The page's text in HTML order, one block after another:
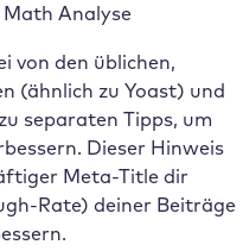
Analyse
von den üblichen,
(ähnlich zu Yoast) und
separaten Tipps, um
Dieser Hinweis
Meta-Title dir
Rate) deiner Beiträge